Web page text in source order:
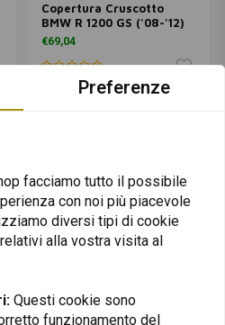
Copertura Cruscotto
BMW R 1200 GS ('08-'12)
€69,04
il prossimo
ai nostri clienti di partire
e le corrette informazioni sui
il mondo o pendolari, Adventure Moto
cercando
perfetta per la vostra moto o per
articolo di cui avete bisogno per la
Preferenze
facciamo tutto il possibile
con noi più piacevole
diversi tipi di cookie
alla vostra visita al
Questi cookie sono
funzionamento del